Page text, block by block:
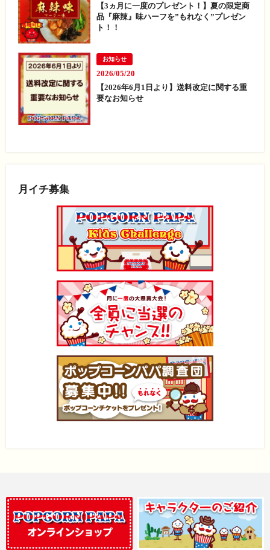
【3ヵ月に一度のプレゼント！】夏の限定商
品『麻辣』味ハーフを”もれなく”プレゼン
ト！！
お知らせ
2026/05/20
【2026年6月1日より】送料改定に関する重
要なお知らせ
月イチ募集